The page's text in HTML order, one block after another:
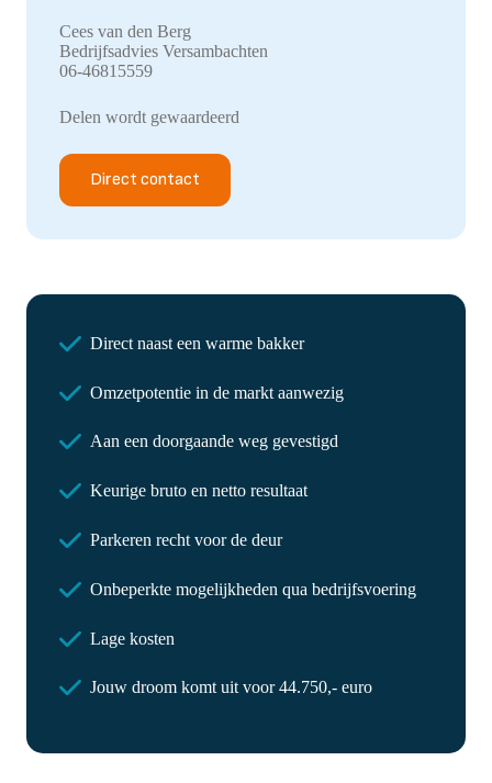
Cees van den Berg
Bedrijfsadvies Versambachten
06-46815559
Delen wordt gewaardeerd
Direct contact
Direct naast een warme bakker
Omzetpotentie in de markt aanwezig
Aan een doorgaande weg gevestigd
Keurige bruto en netto resultaat
Parkeren recht voor de deur
Onbeperkte mogelijkheden qua bedrijfsvoering
Lage kosten
Jouw droom komt uit voor 44.750,- euro